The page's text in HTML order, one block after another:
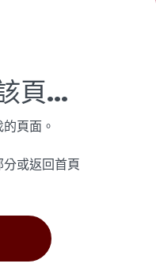
頁...
頁面。
或返回首頁